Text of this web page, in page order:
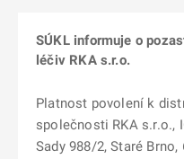
SÚKL informuje o
léčiv RKA s.r.o.
Platnost povolení k
společnosti RKA s.r.o.,
Sady 988/2, Staré Brno,